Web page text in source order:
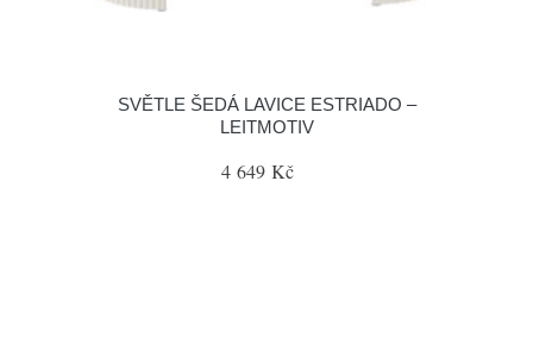
SVĚTLE ŠEDÁ LAVICE ESTRIADO –
LEITMOTIV
4 649 Kč